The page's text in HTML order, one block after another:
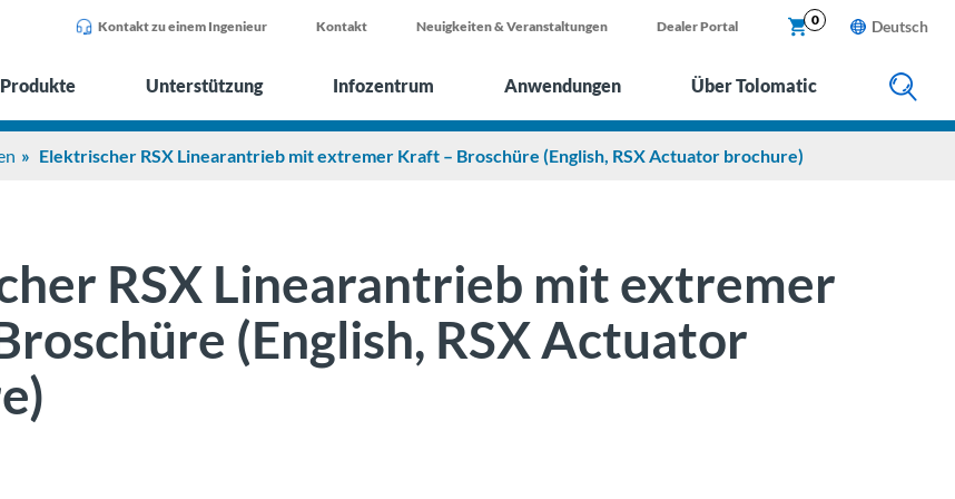
X
Kontakt zu einem Ingenieur Kontakt Neuigkeiten & Veranstaltungen Dealer Portal 0 Deutsch
Produkte Unterstützung Infozentrum Anwendungen Über Tolomatic
Elektrischer RSX Linearantrieb mit extremer Kraft – Broschüre (English, RSX Actuator brochure)
RSX Linearantrieb mit extremer
(English, RSX Actuator